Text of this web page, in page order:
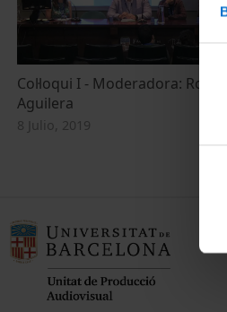
Col·loqui I - Moderadora:
Aguilera
8 Julio, 2019